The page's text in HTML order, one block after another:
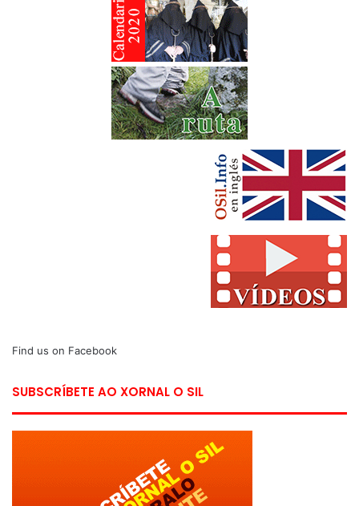
Find us on Facebook
SUBSCRÍBETE AO XORNAL O SIL